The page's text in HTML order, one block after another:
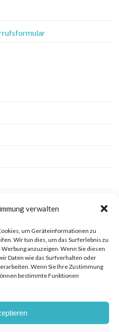
verwalten
um Geräteinformationen zu
Wir tun dies, um das Surferlebnis zu
anzuzeigen. Wenn Sie diesen
Daten wie das Surfverhalten oder
Wenn Sie Ihre Zustimmung
bestimmte Funktionen